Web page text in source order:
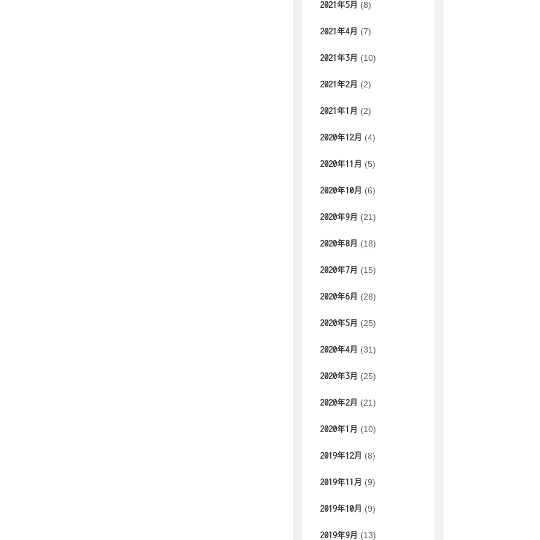
2021年5月 (8)
2021年4月 (7)
2021年3月 (10)
2021年2月 (2)
2021年1月 (2)
2020年12月 (4)
2020年11月 (5)
2020年10月 (6)
2020年9月 (21)
2020年8月 (18)
2020年7月 (15)
2020年6月 (28)
2020年5月 (25)
2020年4月 (31)
2020年3月 (25)
2020年2月 (21)
2020年1月 (10)
2019年12月 (8)
2019年11月 (9)
2019年10月 (9)
2019年9月 (13)